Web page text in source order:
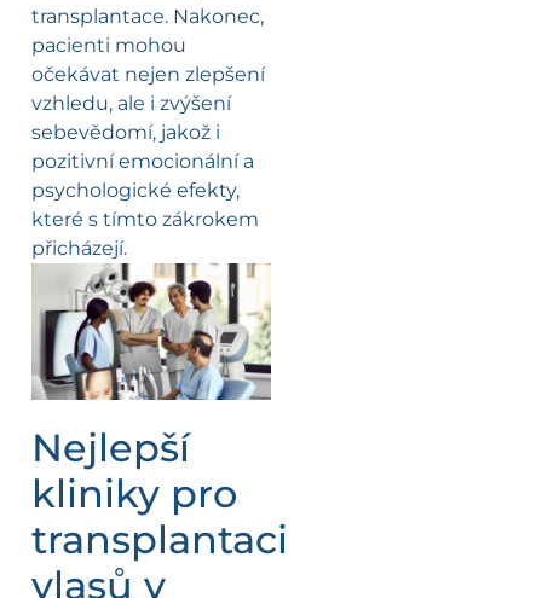
transplantace. Nakonec,
pacienti mohou
očekávat nejen zlepšení
vzhledu, ale i zvýšení
sebevědomí, jakož i
pozitivní emocionální a
psychologické efekty,
které s tímto zákrokem
přicházejí.
Nejlepší
kliniky pro
transplantaci
vlasů v